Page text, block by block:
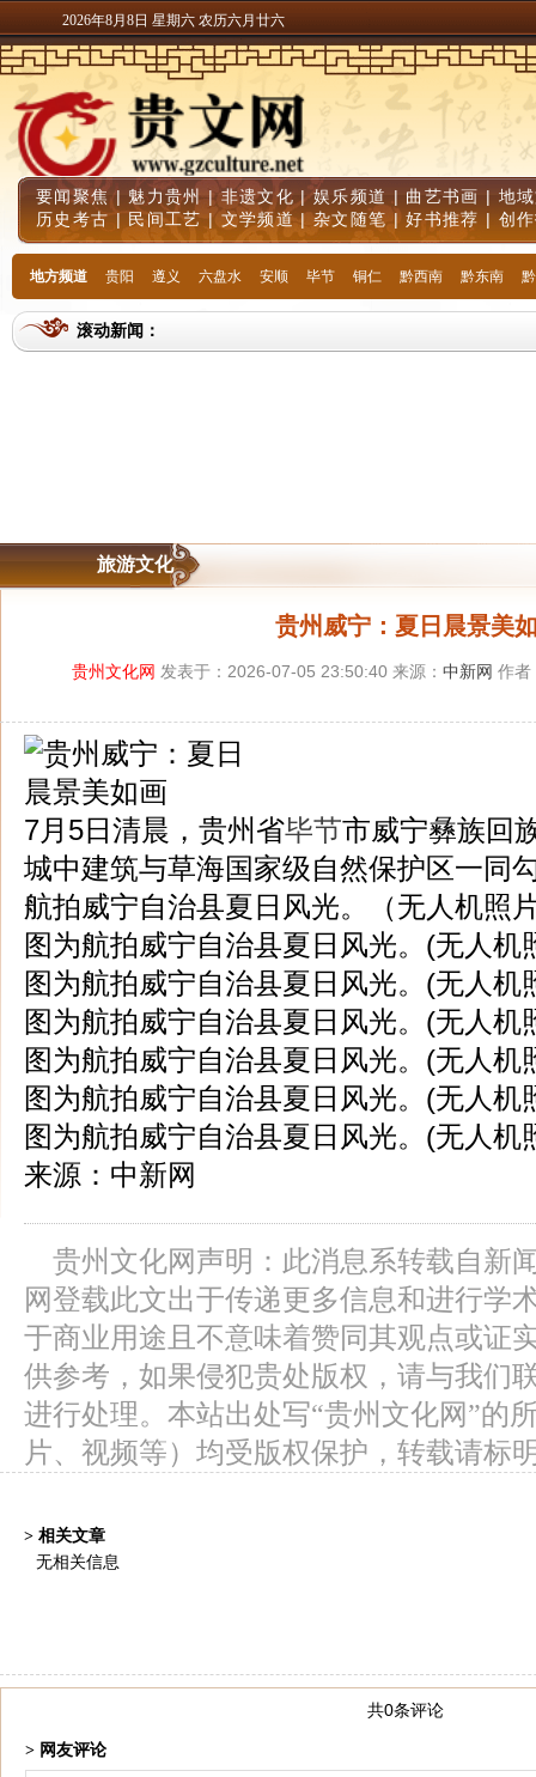
2026年8月8日 星期六 农历六月廿六
要闻聚焦| 魅力贵州|非遗文化 |娱乐频道 | 曲艺书画 | 地
历史考古 | 民间工艺 |文学频道|杂文随笔 |好书推荐 | 创
地方频道 贵阳 遵义 六盘水 安顺 毕节 铜仁 黔西南 黔东南
滚动新闻：
旅游文化
贵州威宁：夏日晨景美
贵州文化网 发表于：2026-07-05 23:50:40 来源： 中新网 作者
7月5日清晨，贵州省毕节市威宁彝族回
城中建筑与草海国家级自然保护区一同
航拍威宁自治县夏日风光。（无人机照
图为航拍威宁自治县夏日风光。(无人机
图为航拍威宁自治县夏日风光。(无人机
图为航拍威宁自治县夏日风光。(无人机
图为航拍威宁自治县夏日风光。(无人机
图为航拍威宁自治县夏日风光。(无人机
图为航拍威宁自治县夏日风光。(无人机
来源：中新网
贵州文化网声明：此消息系转载自新
网登载此文出于传递更多信息和进行学
于商业用途且不意味着赞同其观点或证
供参考，如果侵犯贵处版权，请与我们
进行处理。本站出处写“贵州文化网”的
片、视频等）均受版权保护，转载请标
> 相关文章
无相关信息
共0条评论
> 网友评论